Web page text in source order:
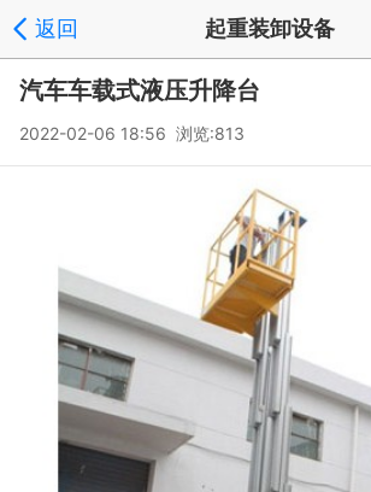
返回 起重装卸设备
汽车车载式液压升降台
2022-02-06 18:56 浏览:813